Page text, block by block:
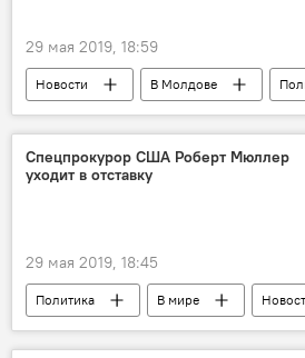
29 мая 2019, 18:59
Новости В Молдове
Приднестровье
акты гражданского состояния
правительство
Спецпрокурор США Роберт Мюллер
уходит в отставку
29 мая 2019, 18:45
Политика В мире
Общество